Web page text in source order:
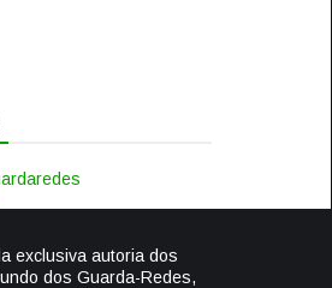
exclusiva autoria dos
dos Guarda-Redes,